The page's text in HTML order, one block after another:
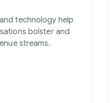
technology help
bolster and
streams.